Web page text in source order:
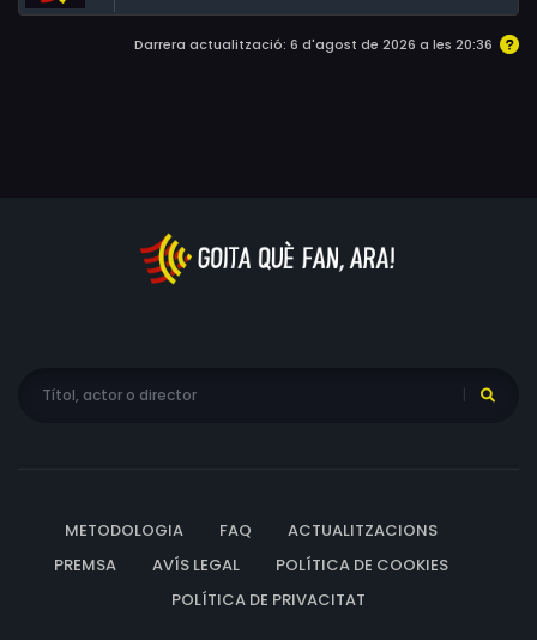
Darrera actualització: 6 d'agost de 2026 a les 20:36
METODOLOGIA FAQ
ACTUALITZACIONS
PREMSA
AVÍS LEGAL
POLÍTICA DE COOKIES
POLÍTICA DE PRIVACITAT